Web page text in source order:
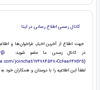
کانال رسمی اطلاع رسانی در ایتا
جهت اطلاع از آخرین اخبار، فراخوان‌ها و
در کانال رسمی ما عضو شوید:
joinchat/1747845480Cc6aa647d2b)
لطفاً این اطلاعیه را با دوستان و همکاران خود